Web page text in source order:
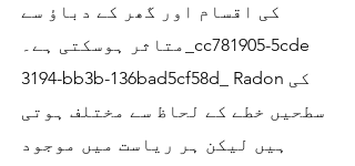
کی اقسام اور گھر کے دباؤ سے
متاثر ہوسکتی ہے۔_cc781905-5cde
3194-bb3b-136bad5cf58d_ Radon کی
سطحیں خطے کے لحاظ سے مختلف ہوتی
ہیں لیکن ہر ریاست میں موجود